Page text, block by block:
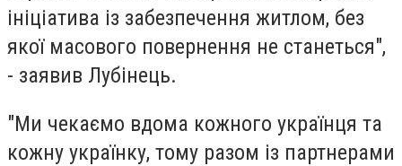
ініціатива із забезпечення житлом, без
якої масового повернення не станеться",
- заявив Лубінець.
"Ми чекаємо вдома кожного українця та
кожну українку, тому разом із партнерами